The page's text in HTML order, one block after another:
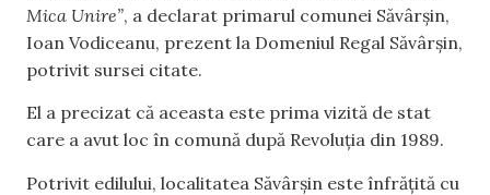
Mica Unire”, a declarat primarul comunei Săvârșin,
Ioan Vodiceanu, prezent la Domeniul Regal Săvârșin,
potrivit sursei citate.
El a precizat că aceasta este prima vizită de stat
care a avut loc în comună după Revoluția din 1989.
Potrivit edilului, localitatea Săvârșin este înfrățită cu